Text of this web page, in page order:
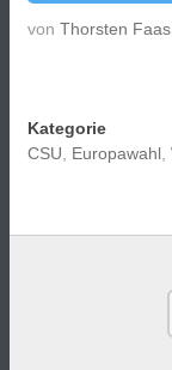
von Thorsten Faas
Kategorie
CSU, Europawahl,